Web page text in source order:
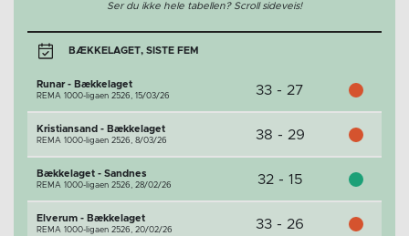
Ser du ikke hele tabellen? Scroll sideveis!
BÆKKELAGET, SISTE FEM
Runar - Bækkelaget
REMA 1000-ligaen 2526, 15/03/26 33 - 27
Kristiansand - Bækkelaget
REMA 1000-ligaen 2526, 8/03/26 38 - 29
Bækkelaget - Sandnes
REMA 1000-ligaen 2526, 28/02/26 32 - 15
Elverum - Bækkelaget
REMA 1000-ligaen 2526, 20/02/26 33 - 26